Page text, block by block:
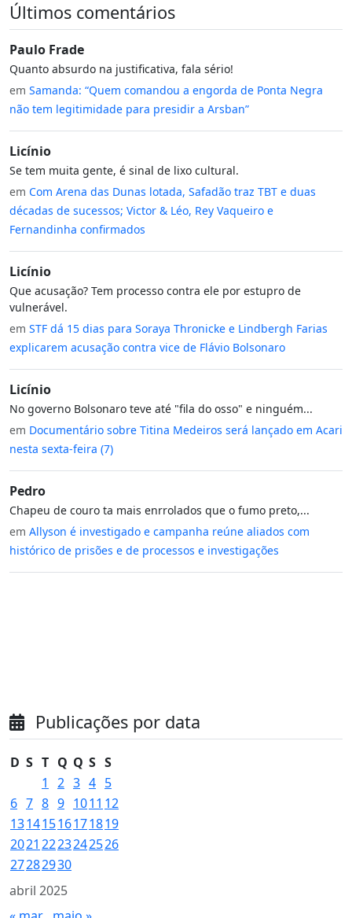
Últimos comentários
Paulo Frade
Quanto absurdo na justificativa, fala sério!
em Samanda: “Quem comandou a engorda de Ponta Negra
não tem legitimidade para presidir a Arsban”
Licínio
Se tem muita gente, é sinal de lixo cultural.
em Com Arena das Dunas lotada, Safadão traz TBT e duas
décadas de sucessos; Victor & Léo, Rey Vaqueiro e
Fernandinha confirmados
Licínio
Que acusação? Tem processo contra ele por estupro de
vulnerável.
em STF dá 15 dias para Soraya Thronicke e Lindbergh Farias
explicarem acusação contra vice de Flávio Bolsonaro
Licínio
No governo Bolsonaro teve até "fila do osso" e ninguém...
em Documentário sobre Titina Medeiros será lançado em Acari
nesta sexta-feira (7)
Pedro
Chapeu de couro ta mais enrrolados que o fumo preto,...
em Allyson é investigado e campanha reúne aliados com
histórico de prisões e de processos e investigações
Publicações por data
abril 2025
D S T Q Q S S
1
2 3 4 5
6 7 8 9 1011 12
13141516171819
2021 2223242526
27282930